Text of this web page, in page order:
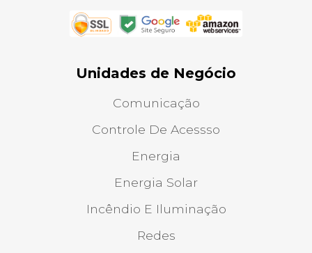
Unidades de Negócio
Comunicação
Controle De Acessso
Energia
Energia Solar
Incêndio E Iluminação
Redes